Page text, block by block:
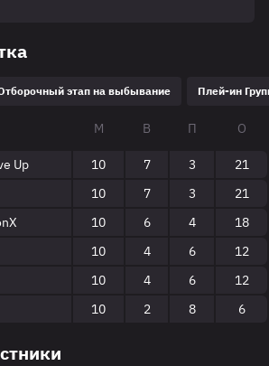
этап на выбывание Плей-ин
М В П О
Up 10 7 3
21
10 7 3
21
10 6 4
18
10 4 6
12
10 4 6
12
10 2 8 6